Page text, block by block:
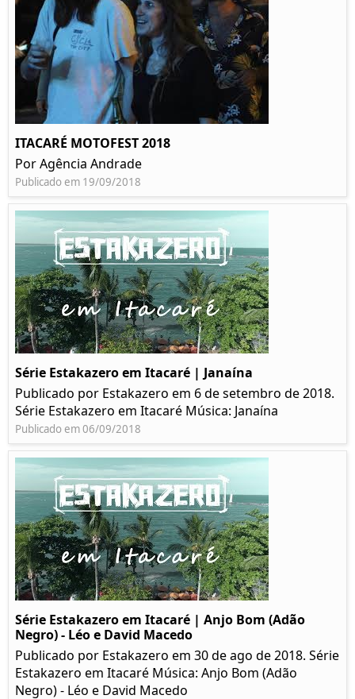
ITACARÉ MOTOFEST 2018
Por Agência Andrade
Publicado em 19/09/2018
Série Estakazero em Itacaré | Janaína
Publicado por Estakazero em 6 de setembro de 2018.
Série Estakazero em Itacaré Música: Janaína
Publicado em 06/09/2018
Série Estakazero em Itacaré | Anjo Bom (Adão
Negro) - Léo e David Macedo
Publicado por Estakazero em 30 de ago de 2018. Série
Estakazero em Itacaré Música: Anjo Bom (Adão
Negro) - Léo e David Macedo